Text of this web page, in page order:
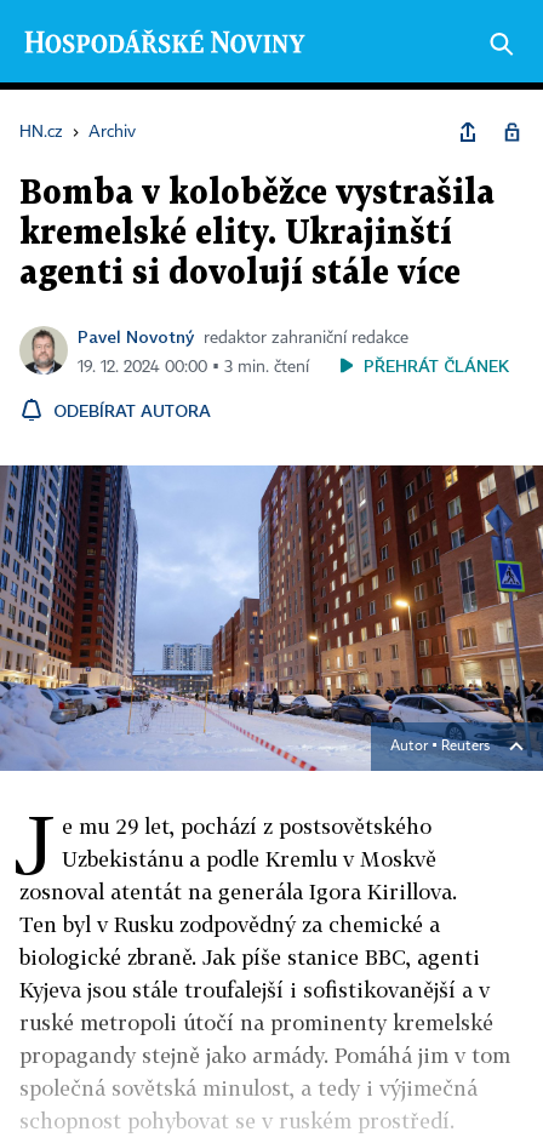
HN.cz › Archiv
Bomba v koloběžce vystrašila
kremelské elity. Ukrajinští
agenti si dovolují stále více
Pavel Novotný
redaktor zahraniční redakce
19. 12. 2024 00:00 ▪ 3 min. čtení
PŘEHRÁT ČLÁNEK
ODEBÍRAT AUTORA
Autor ▪ Reuters
J e mu 29 let, pochází z postsovětského
Uzbekistánu a podle Kremlu v Moskvě
zosnoval atentát na generála Igora Kirillova.
Ten byl v Rusku zodpovědný za chemické a
biologické zbraně. Jak píše stanice BBC, agenti
Kyjeva jsou stále troufalejší i sofistikovanější a v
ruské metropoli útočí na prominenty kremelské
propagandy stejně jako armády. Pomáhá jim v tom
společná sovětská minulost, a tedy i výjimečná
schopnost pohybovat se v ruském prostředí.